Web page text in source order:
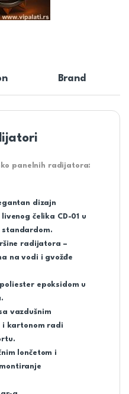
Brand
panelnih radijatora:
dizajn
čelika CD-01 u
standardom.
radijatora –
na vodi i gvožđe
epoksidom u
vazdušnim
i kartonom radi
lončetom i